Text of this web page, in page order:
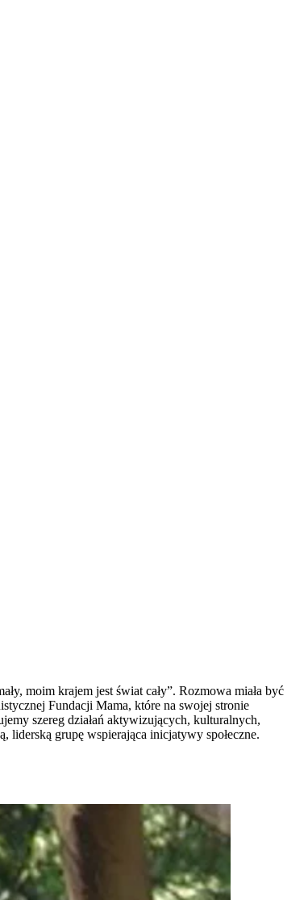
moim krajem jest świat cały”. Rozmowa miała być
Fundacji Mama, które na swojej stronie
szereg działań aktywizujących, kulturalnych,
liderską grupę wspierająca inicjatywy społeczne.